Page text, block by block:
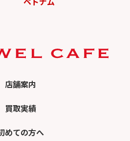
店舗案内
買取実績
めての方へ